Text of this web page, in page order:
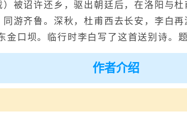
诏许还乡，驱出朝廷后，在洛阳与杜
游齐鲁。深秋，杜甫西去长安，李白
金口坝。临行时李白写了这首送别诗。
作者介绍